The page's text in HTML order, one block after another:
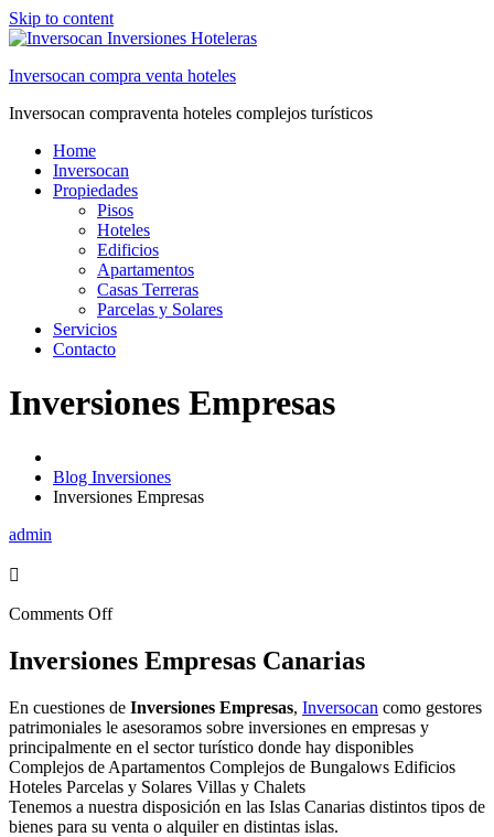
Skip to content
Inversocan compra venta hoteles
Inversocan compraventa hoteles complejos turísticos
Home
Inversocan
Propiedades
Pisos
Hoteles
Edificios
Apartamentos
Casas Terreras
Parcelas y Solares
Servicios
Contacto
Inversiones Empresas
Blog Inversiones
Inversiones Empresas
admin
Comments Off
Inversiones Empresas Canarias
En cuestiones de Inversiones Empresas, Inversocan como gestores
patrimoniales le asesoramos sobre inversiones en empresas y
principalmente en el sector turístico donde hay disponibles
Complejos de Apartamentos Complejos de Bungalows Edificios
Hoteles Parcelas y Solares Villas y Chalets
Tenemos a nuestra disposición en las Islas Canarias distintos tipos de
bienes para su venta o alquiler en distintas islas.